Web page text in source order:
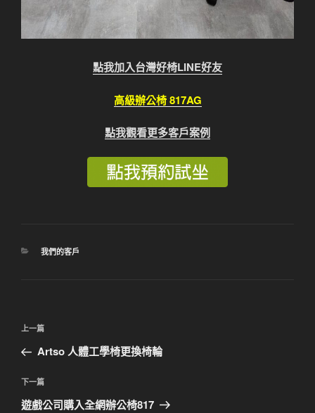
點我加入台灣好椅LINE好友
高級辦公椅 817AG
點我觀看更多客戶案例
分
我們的客戶
文
導
覽
上
一
文
章
上一篇
Artso 人體工學椅更換椅輪
下
一
下一篇
遊戲公司購入全網辦公椅817